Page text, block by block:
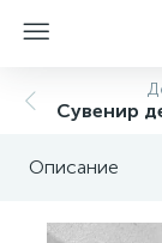
Сувенир
Описание